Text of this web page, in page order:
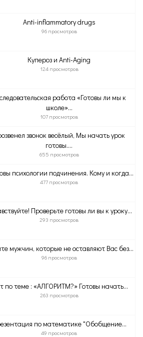
Anti-inflammatory drugs
96 просмотров
Купероз и Anti-Aging
124 просмотров
работа «Готовы ли мы к
школе»...
107 просмотров
звонок весёлый, Мы начать урок
готовы....
655 просмотров
психологии подчинения. Кому и когда...
477 просмотров
Проверьте готовы ли вы к уроку...
293 просмотров
мужчин, которые не оставляют Вас без...
96 просмотров
по теме : «АЛГОРИТМ?» Готовы начать...
263 просмотров
по математике "Обобщение...
49 просмотров